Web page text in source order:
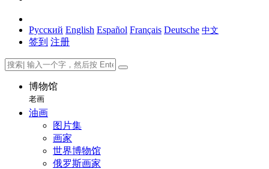
Русский English Español Français Deutsche 中文
签到 注册
博物馆
老画
油画
图片集
画家
世界博物馆
俄罗斯画家